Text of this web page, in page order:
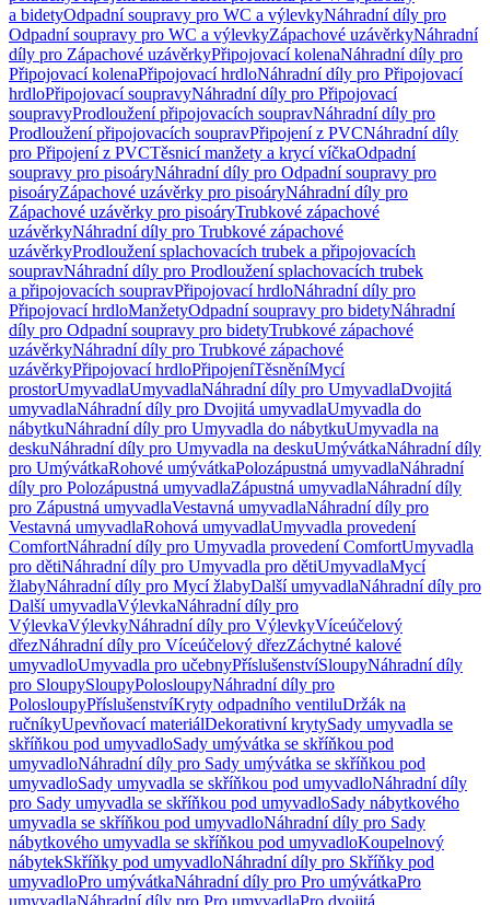
a bidetyOdpadní soupravy pro WC a výlevkyNáhradní díly pro
Odpadní soupravy pro WC a výlevkyZápachové uzávěrkyNáhradní
díly pro Zápachové uzávěrkyPřipojovací kolenaNáhradní díly pro
Připojovací kolenaPřipojovací hrdloNáhradní díly pro Připojovací
hrdloPřipojovací soupravyNáhradní díly pro Připojovací
soupravyProdloužení připojovacích soupravNáhradní díly pro
Prodloužení připojovacích soupravPřipojení z PVCNáhradní díly
pro Připojení z PVCTěsnicí manžety a krycí víčkaOdpadní
soupravy pro pisoáryNáhradní díly pro Odpadní soupravy pro
pisoáryZápachové uzávěrky pro pisoáryNáhradní díly pro
Zápachové uzávěrky pro pisoáryTrubkové zápachové
uzávěrkyNáhradní díly pro Trubkové zápachové
uzávěrkyProdloužení splachovacích trubek a připojovacích
soupravNáhradní díly pro Prodloužení splachovacích trubek
a připojovacích soupravPřipojovací hrdloNáhradní díly pro
Připojovací hrdloManžetyOdpadní soupravy pro bidetyNáhradní
díly pro Odpadní soupravy pro bidetyTrubkové zápachové
uzávěrkyNáhradní díly pro Trubkové zápachové
uzávěrkyPřipojovací hrdloPřipojeníTěsněníMycí
prostorUmyvadlaUmyvadlaNáhradní díly pro UmyvadlaDvojitá
umyvadlaNáhradní díly pro Dvojitá umyvadlaUmyvadla do
nábytkuNáhradní díly pro Umyvadla do nábytkuUmyvadla na
deskuNáhradní díly pro Umyvadla na deskuUmývátkaNáhradní díly
pro UmývátkaRohové umývátkaPolozápustná umyvadlaNáhradní
díly pro Polozápustná umyvadlaZápustná umyvadlaNáhradní díly
pro Zápustná umyvadlaVestavná umyvadlaNáhradní díly pro
Vestavná umyvadlaRohová umyvadlaUmyvadla provedení
ComfortNáhradní díly pro Umyvadla provedení ComfortUmyvadla
pro dětiNáhradní díly pro Umyvadla pro dětiUmyvadlaMycí
žlabyNáhradní díly pro Mycí žlabyDalší umyvadlaNáhradní díly pro
Další umyvadlaVýlevkaNáhradní díly pro
VýlevkaVýlevkyNáhradní díly pro VýlevkyVíceúčelový
dřezNáhradní díly pro Víceúčelový dřezZáchytné kalové
umyvadloUmyvadla pro učebnyPříslušenstvíSloupyNáhradní díly
pro SloupySloupyPolosloupyNáhradní díly pro
PolosloupyPříslušenstvíKryty odpadního ventiluDržák na
ručníkyUpevňovací materiálDekorativní krytySady umyvadla se
skříňkou pod umyvadloSady umývátka se skříňkou pod
umyvadloNáhradní díly pro Sady umývátka se skříňkou pod
umyvadloSady umyvadla se skříňkou pod umyvadloNáhradní díly
pro Sady umyvadla se skříňkou pod umyvadloSady nábytkového
umyvadla se skříňkou pod umyvadloNáhradní díly pro Sady
nábytkového umyvadla se skříňkou pod umyvadloKoupelnový
nábytekSkříňky pod umyvadloNáhradní díly pro Skříňky pod
umyvadloPro umývátkaNáhradní díly pro Pro umývátkaPro
umyvadlaNáhradní díly pro Pro umyvadlaPro dvojitá